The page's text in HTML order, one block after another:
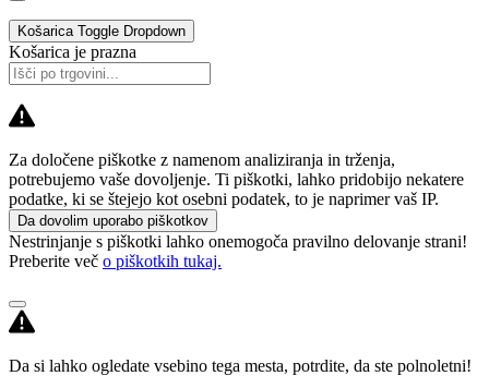
Košarica Toggle Dropdown
Košarica je prazna
Za določene piškotke z namenom analiziranja in trženja,
potrebujemo vaše dovoljenje. Ti piškotki, lahko pridobijo nekatere
podatke, ki se štejejo kot osebni podatek, to je naprimer vaš IP.
Da dovolim uporabo piškotkov
Nestrinjanje s piškotki lahko onemogoča pravilno delovanje strani!
Preberite več o piškotkih tukaj.
Da si lahko ogledate vsebino tega mesta, potrdite, da ste polnoletni!